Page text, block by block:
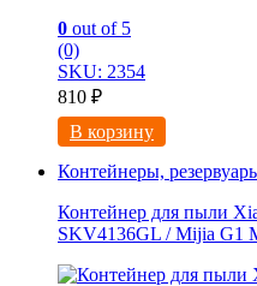
0 out of 5
(0)
SKU: 2354
810 ₽
В корзину
Контейнеры,
Контейнер для пыли
SKV4136GL / Mijia G1